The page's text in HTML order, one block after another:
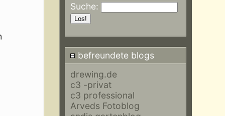
Suche:
befreundete blogs
drewing.de
c3 -privat
c3 professional
Arveds Fotoblog